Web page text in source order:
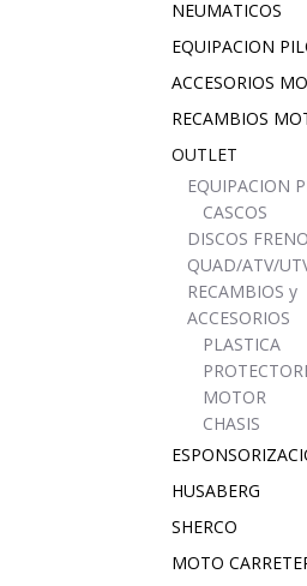
NEUMATICOS
EQUIPACION
ACCESORIOS
RECAMBIOS
OUTLET
EQUIPACION
CASCOS
DISCOS FRENO
QUAD/ATV/
RECAMBIOS y
ACCESORIOS
PLASTICA
MOTOR
CHASIS
HUSABERG
SHERCO
MOTO